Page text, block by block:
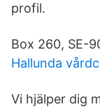
profil.
Box 260, SE-
Hallunda
Vi hjälper dig